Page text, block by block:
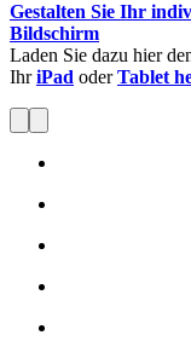
Gestalten Sie Ihr
Bildschirm
Laden Sie dazu hier
IhriPad oderTablet